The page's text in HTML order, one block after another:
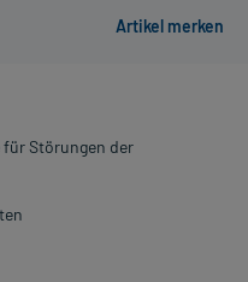
für Störungen der